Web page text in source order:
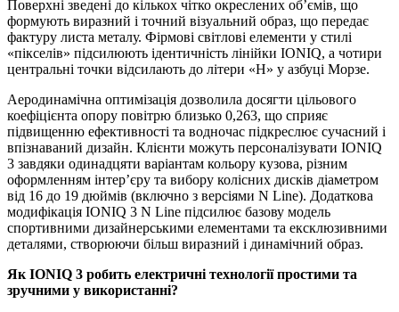
Поверхні зведені до кількох чітко окреслених об’ємів, що
формують виразний і точний візуальний образ, що передає
фактуру листа металу. Фірмові світлові елементи у стилі
«пікселів» підсилюють ідентичність лінійки IONIQ, а чотири
центральні точки відсилають до літери «H» у азбуці Морзе.
Аеродинамічна оптимізація дозволила досягти цільового
коефіцієнта опору повітрю близько 0,263, що сприяє
підвищенню ефективності та водночас підкреслює сучасний і
впізнаваний дизайн. Клієнти можуть персоналізувати IONIQ
3 завдяки одинадцяти варіантам кольору кузова, різним
оформленням інтер’єру та вибору колісних дисків діаметром
від 16 до 19 дюймів (включно з версіями N Line). Додаткова
модифікація IONIQ 3 N Line підсилює базову модель
спортивними дизайнерськими елементами та ексклюзивними
деталями, створюючи більш виразний і динамічний образ.
Як IONIQ 3 робить електричні технології простими та
зручними у використанні?